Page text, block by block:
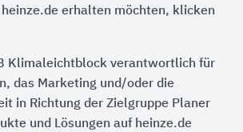
erhalten möchten, klicken
Klimaleichtblock verantwortlich für
das Marketing und/oder die
in Richtung der Zielgruppe Planer
und Lösungen auf heinze.de